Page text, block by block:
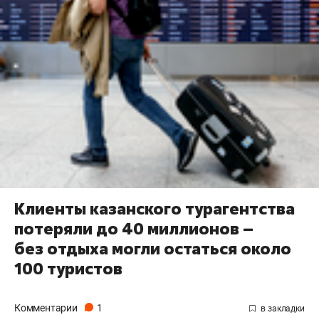
Клиенты казанского турагентства
потеряли до 40 миллионов –
без отдыха могли остаться около
100 туристов
Комментарии 1